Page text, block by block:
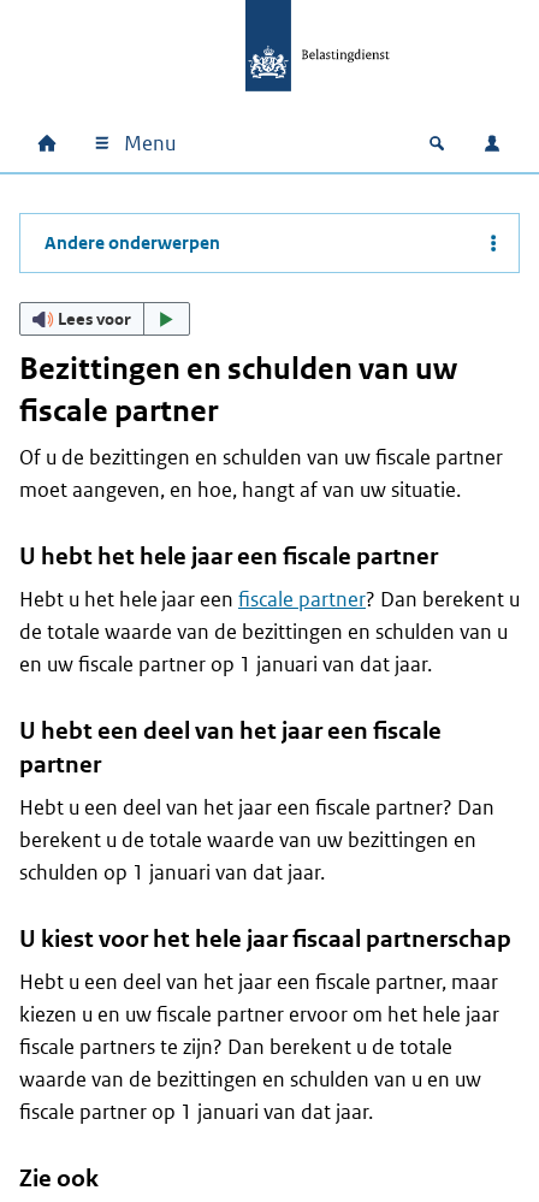
Hoofdnavigatie
Home Menu Open
Andere onderwerpen
Lees voor
Bezittingen en schulden van uw
fiscale partner
Of u de bezittingen en schulden van uw fiscale partner
moet aangeven, en hoe, hangt af van uw situatie.
U hebt het hele jaar een fiscale partner
Hebt u het hele jaar een fiscale partner? Dan berekent u
de totale waarde van de bezittingen en schulden van u
en uw fiscale partner op 1 januari van dat jaar.
U hebt een deel van het jaar een fiscale
partner
Hebt u een deel van het jaar een fiscale partner? Dan
berekent u de totale waarde van uw bezittingen en
schulden op 1 januari van dat jaar.
U kiest voor het hele jaar fiscaal partnerschap
Hebt u een deel van het jaar een fiscale partner, maar
kiezen u en uw fiscale partner ervoor om het hele jaar
fiscale partners te zijn? Dan berekent u de totale
waarde van de bezittingen en schulden van u en uw
fiscale partner op 1 januari van dat jaar.
Zie ook